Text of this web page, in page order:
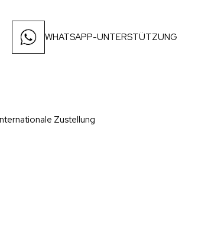
WHATSAPP-UNTERSTÜTZUNG
Zustellung